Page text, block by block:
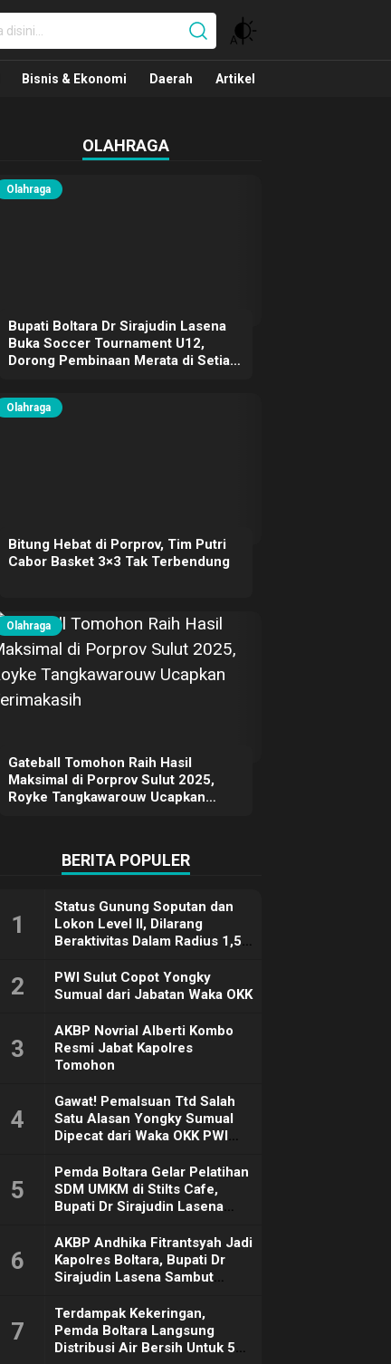
Bisnis & Ekonomi Daerah Artikel
OLAHRAGA
Olahraga
Bupati Boltara Dr Sirajudin Lasena
Buka Soccer Tournament U12,
Dorong Pembinaan Merata di Setiap
Olahraga
Bitung Hebat di Porprov, Tim Putri
Cabor Basket 3×3 Tak Terbendung
Olahraga
Gateball Tomohon Raih Hasil
Maksimal di Porprov Sulut 2025,
Royke Tangkawarouw Ucapkan
BERITA POPULER
1
Status Gunung Soputan dan
Lokon Level II, Dilarang
Beraktivitas Dalam Radius 1,5
2
PWI Sulut Copot Yongky
Sumual dari Jabatan Waka OKK
3
AKBP Novrial Alberti Kombo
Resmi Jabat Kapolres
Tomohon
4
Gawat! Pemalsuan Ttd Salah
Satu Alasan Yongky Sumual
Dipecat dari Waka OKK PWI
5
Pemda Boltara Gelar Pelatihan
SDM UMKM di Stilts Cafe,
Bupati Dr Sirajudin Lasena
Dorong Ekonomi Daerah
6
AKBP Andhika Fitrantsyah Jadi
Kapolres Boltara, Bupati Dr
Sirajudin Lasena Sambut
7
Terdampak Kekeringan,
Pemda Boltara Langsung
Distribusi Air Bersih Untuk 50